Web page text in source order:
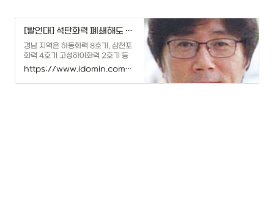
는다면, 그건 진짜 대한민국 선거운동
이 아니다.
[발언대] 석탄화력 폐쇄해도 우리 삶까지 폐쇄할 수 없다
경남 지역은 하동화력 8호기, 삼천포
화력 4호기 고성하이화력 2호기 등
모두 14기의 석탄화력발전소가 운영
되고 있습니다. 전국에서 두 번째로
많은 규모입니다.발전소 폐쇄에 따른
https://www.idomin.com/news/articleView.html?idxno=932865